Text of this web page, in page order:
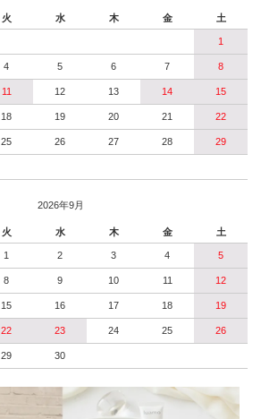
火 水 木 金 土
1
4 5 6 7 8
11 12 13 14 15
18 19 20 21 22
25 26 27 28 29
2026年9月
火 水 木 金 土
1 2 3 4 5
8 9 10 11 12
15 16 17 18 19
22 23 24 25 26
29 30